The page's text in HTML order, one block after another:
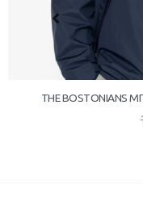
THE BOSTONIANS